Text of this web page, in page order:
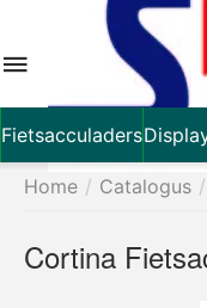
Fietsacculaders
Home / Catalogus /
Cortina